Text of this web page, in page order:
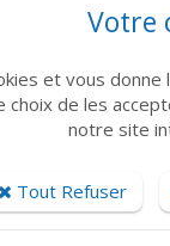
Votre
et vous
choix de les
notre site
Tout Refuser